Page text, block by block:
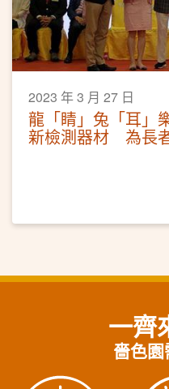
2023 年 3 月 27 日
龍「睛」兔「耳
新檢測器材 為長
一齊
嗇色